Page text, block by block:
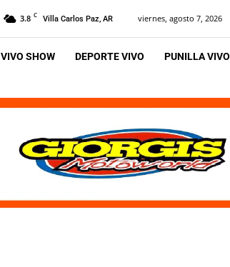
3.8 C Villa Carlos Paz, AR viernes, agosto 7, 2026
VIVO SHOW DEPORTE VIVO PUNILLA VIVO